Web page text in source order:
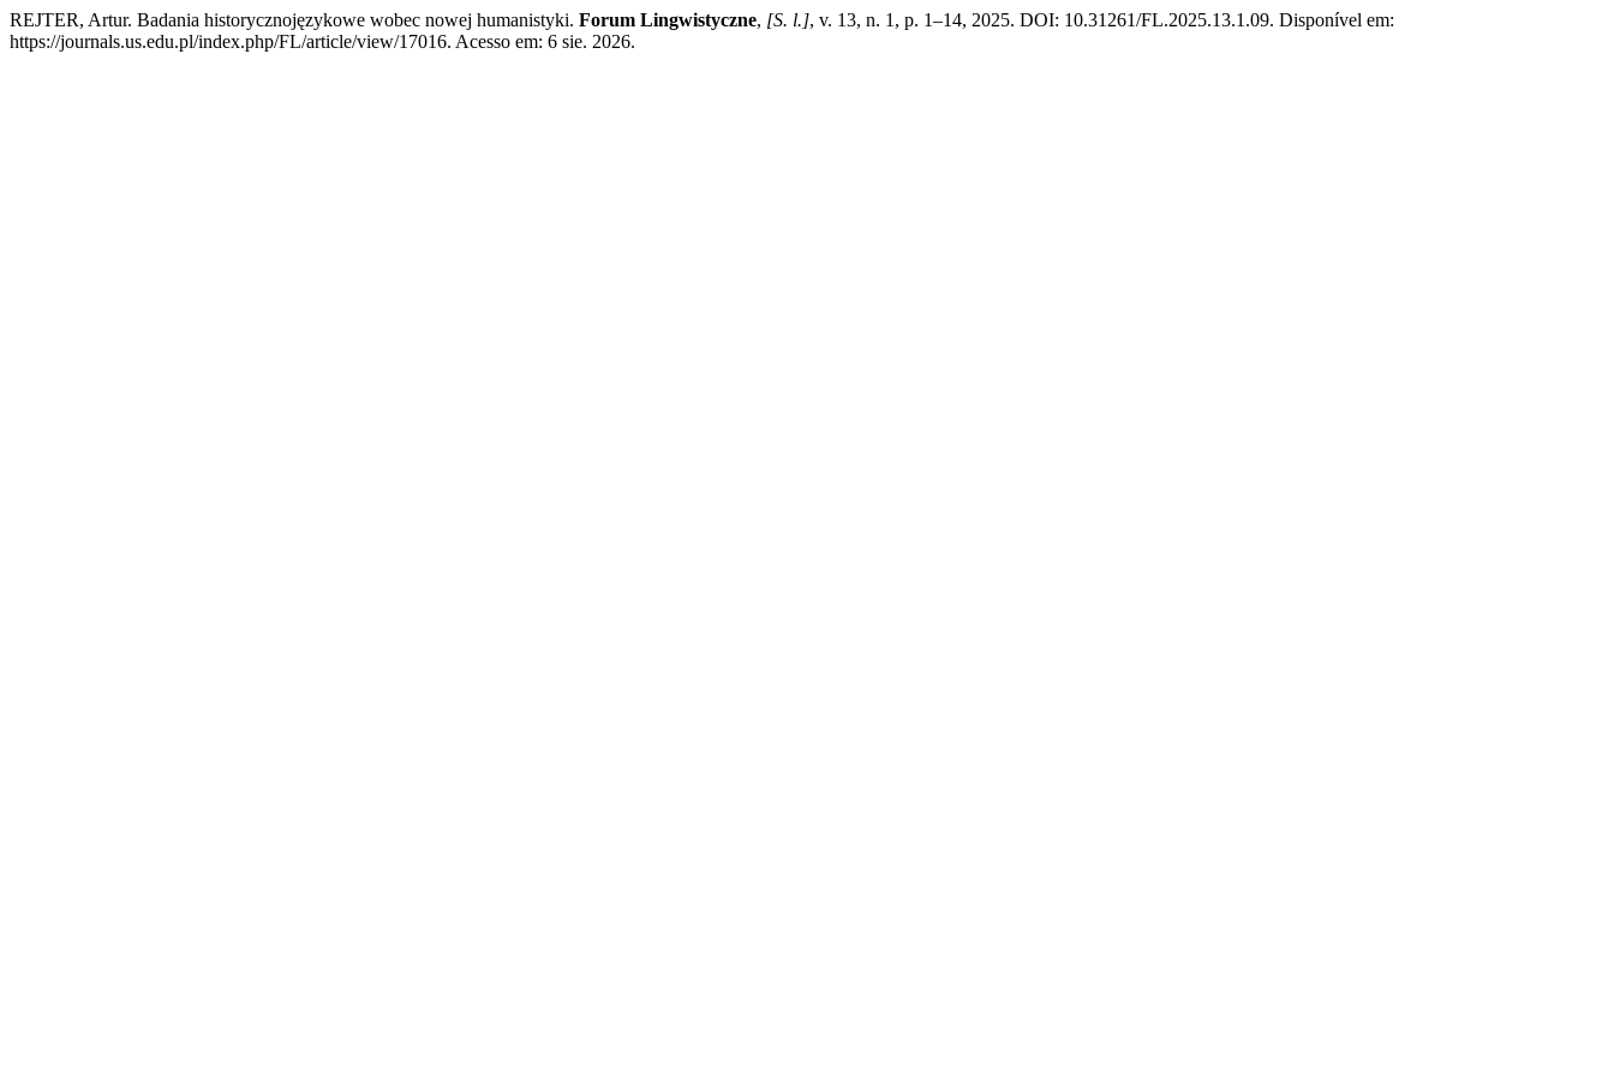
REJTER, Artur. Badania historycznojęzykowe wobec nowej humanistyki. Forum Lingwistyczne, [S. l.], v. 13, n. 1, p. 1–14, 2025. DOI: 10.31261/FL.2025.13.1.09. Disponível em:
https://journals.us.edu.pl/index.php/FL/article/view/17016. Acesso em: 6 sie. 2026.